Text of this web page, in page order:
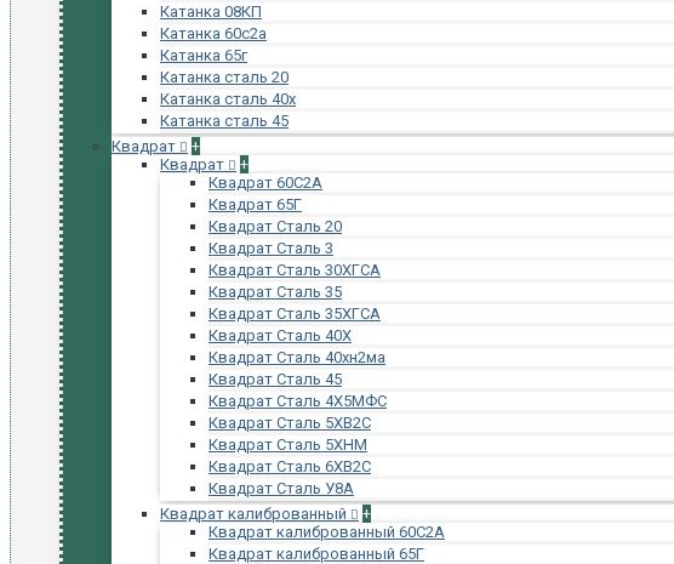
Катанка 08КП
Катанка 60с2а
Катанка 65г
Катанка сталь 20
Катанка сталь 40х
Катанка сталь 45
Квадрат
+
Квадрат
+
Квадрат 60С2А
Квадрат 65Г
Квадрат Сталь 20
Квадрат Сталь 3
Квадрат Сталь 30ХГСА
Квадрат Сталь 35
Квадрат Сталь 35ХГСА
Квадрат Сталь 40Х
Квадрат Сталь 40хн2ма
Квадрат Сталь 45
Квадрат Сталь 4Х5МФС
Квадрат Сталь 5ХВ2С
Квадрат Сталь 5ХНМ
Квадрат Сталь 6ХВ2С
Квадрат Сталь У8А
Квадрат калиброванный
+
Квадрат калиброванный 60С2А
Квадрат калиброванный 65Г